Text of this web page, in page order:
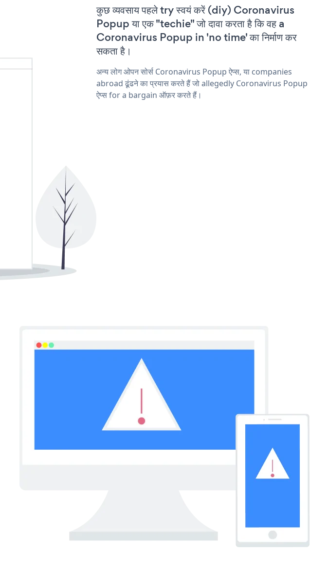
कुछ व्यवसाय पहले try स्वयं करें (diy) Coronavirus
Popup या एक "techie" जो दावा करता है कि वह a
Coronavirus Popup in 'no time' का निर्माण कर
सकता है।
अन्य लोग ओपन सोर्स Coronavirus Popup ऐप्स, या companies
abroad ढूंढने का प्रयास करते हैं जो allegedly Coronavirus Popup
ऐप्स for a bargain ऑफ़र करते हैं।